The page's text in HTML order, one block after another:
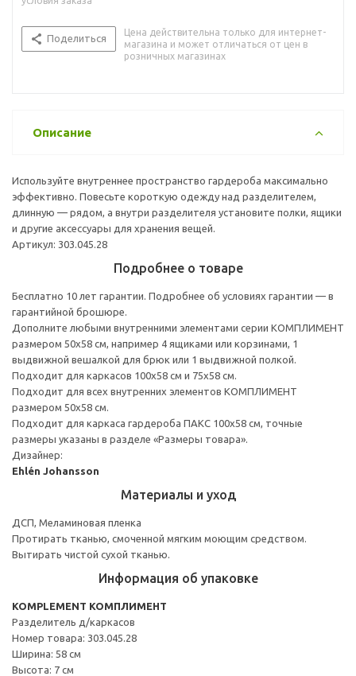
Поделиться
Цена действительна только для интернет-
магазина и может отличаться от цен в
розничных магазинах
Описание
Используйте внутреннее пространство гардероба максимально
эффективно. Повесьте короткую одежду над разделителем,
длинную — рядом, а внутри разделителя установите полки, ящики
и другие аксессуары для хранения вещей.
Артикул: 303.045.28
Подробнее о товаре
Бесплатно 10 лет гарантии. Подробнее об условиях гарантии — в
гарантийной брошюре.
Дополните любыми внутренними элементами серии КОМПЛИМЕНТ
размером 50x58 см, например 4 ящиками или корзинами, 1
выдвижной вешалкой для брюк или 1 выдвижной полкой.
Подходит для каркасов 100x58 см и 75x58 см.
Подходит для всех внутренних элементов КОМПЛИМЕНТ
размером 50x58 см.
Подходит для каркаса гардероба ПАКС 100x58 см, точные
размеры указаны в разделе «Размеры товара».
Дизайнер:
Ehlén Johansson
Материалы и уход
ДСП, Меламиновая пленка
Протирать тканью, смоченной мягким моющим средством.
Вытирать чистой сухой тканью.
Информация об упаковке
KOMPLEMENT КОМПЛИМЕНТ
Разделитель д/каркасов
Номер товара: 303.045.28
Ширина: 58 см
Высота: 7 см